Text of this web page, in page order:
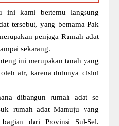
ini kami bertemu langsung
tersebut, yang bernama Pak
penjaga Rumah adat
sekarang.
ini merupakan tanah yang
air, karena dulunya disini
dibangun rumah adat se
rumah adat Mamuju yang
dari Provinsi Sul-Sel.